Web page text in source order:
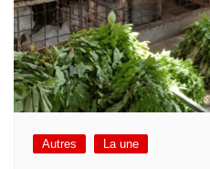
Autres La une